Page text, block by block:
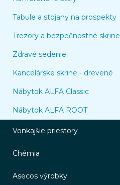
Tabule a stojany na prospekty
Trezory a bezpečnostné skrine
Zdravé sedenie
Kancelárske skrine - drevené
Nábytok ALFA Classic
Nábytok ALFA ROOT
Vonkajšie priestory
Chémia
Asecos výrobky